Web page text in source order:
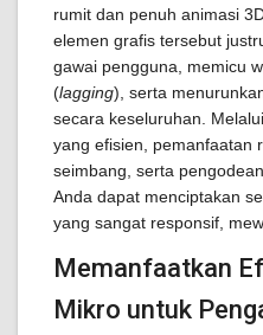
rumit dan penuh animasi
elemen grafis tersebut
gawai pengguna, memicu
(lagging), serta
secara keseluruhan.
yang efisien, pemanfaatan
seimbang, serta
Anda dapat menciptakan
yang sangat responsif,
Memanfaatkan
Mikro untuk